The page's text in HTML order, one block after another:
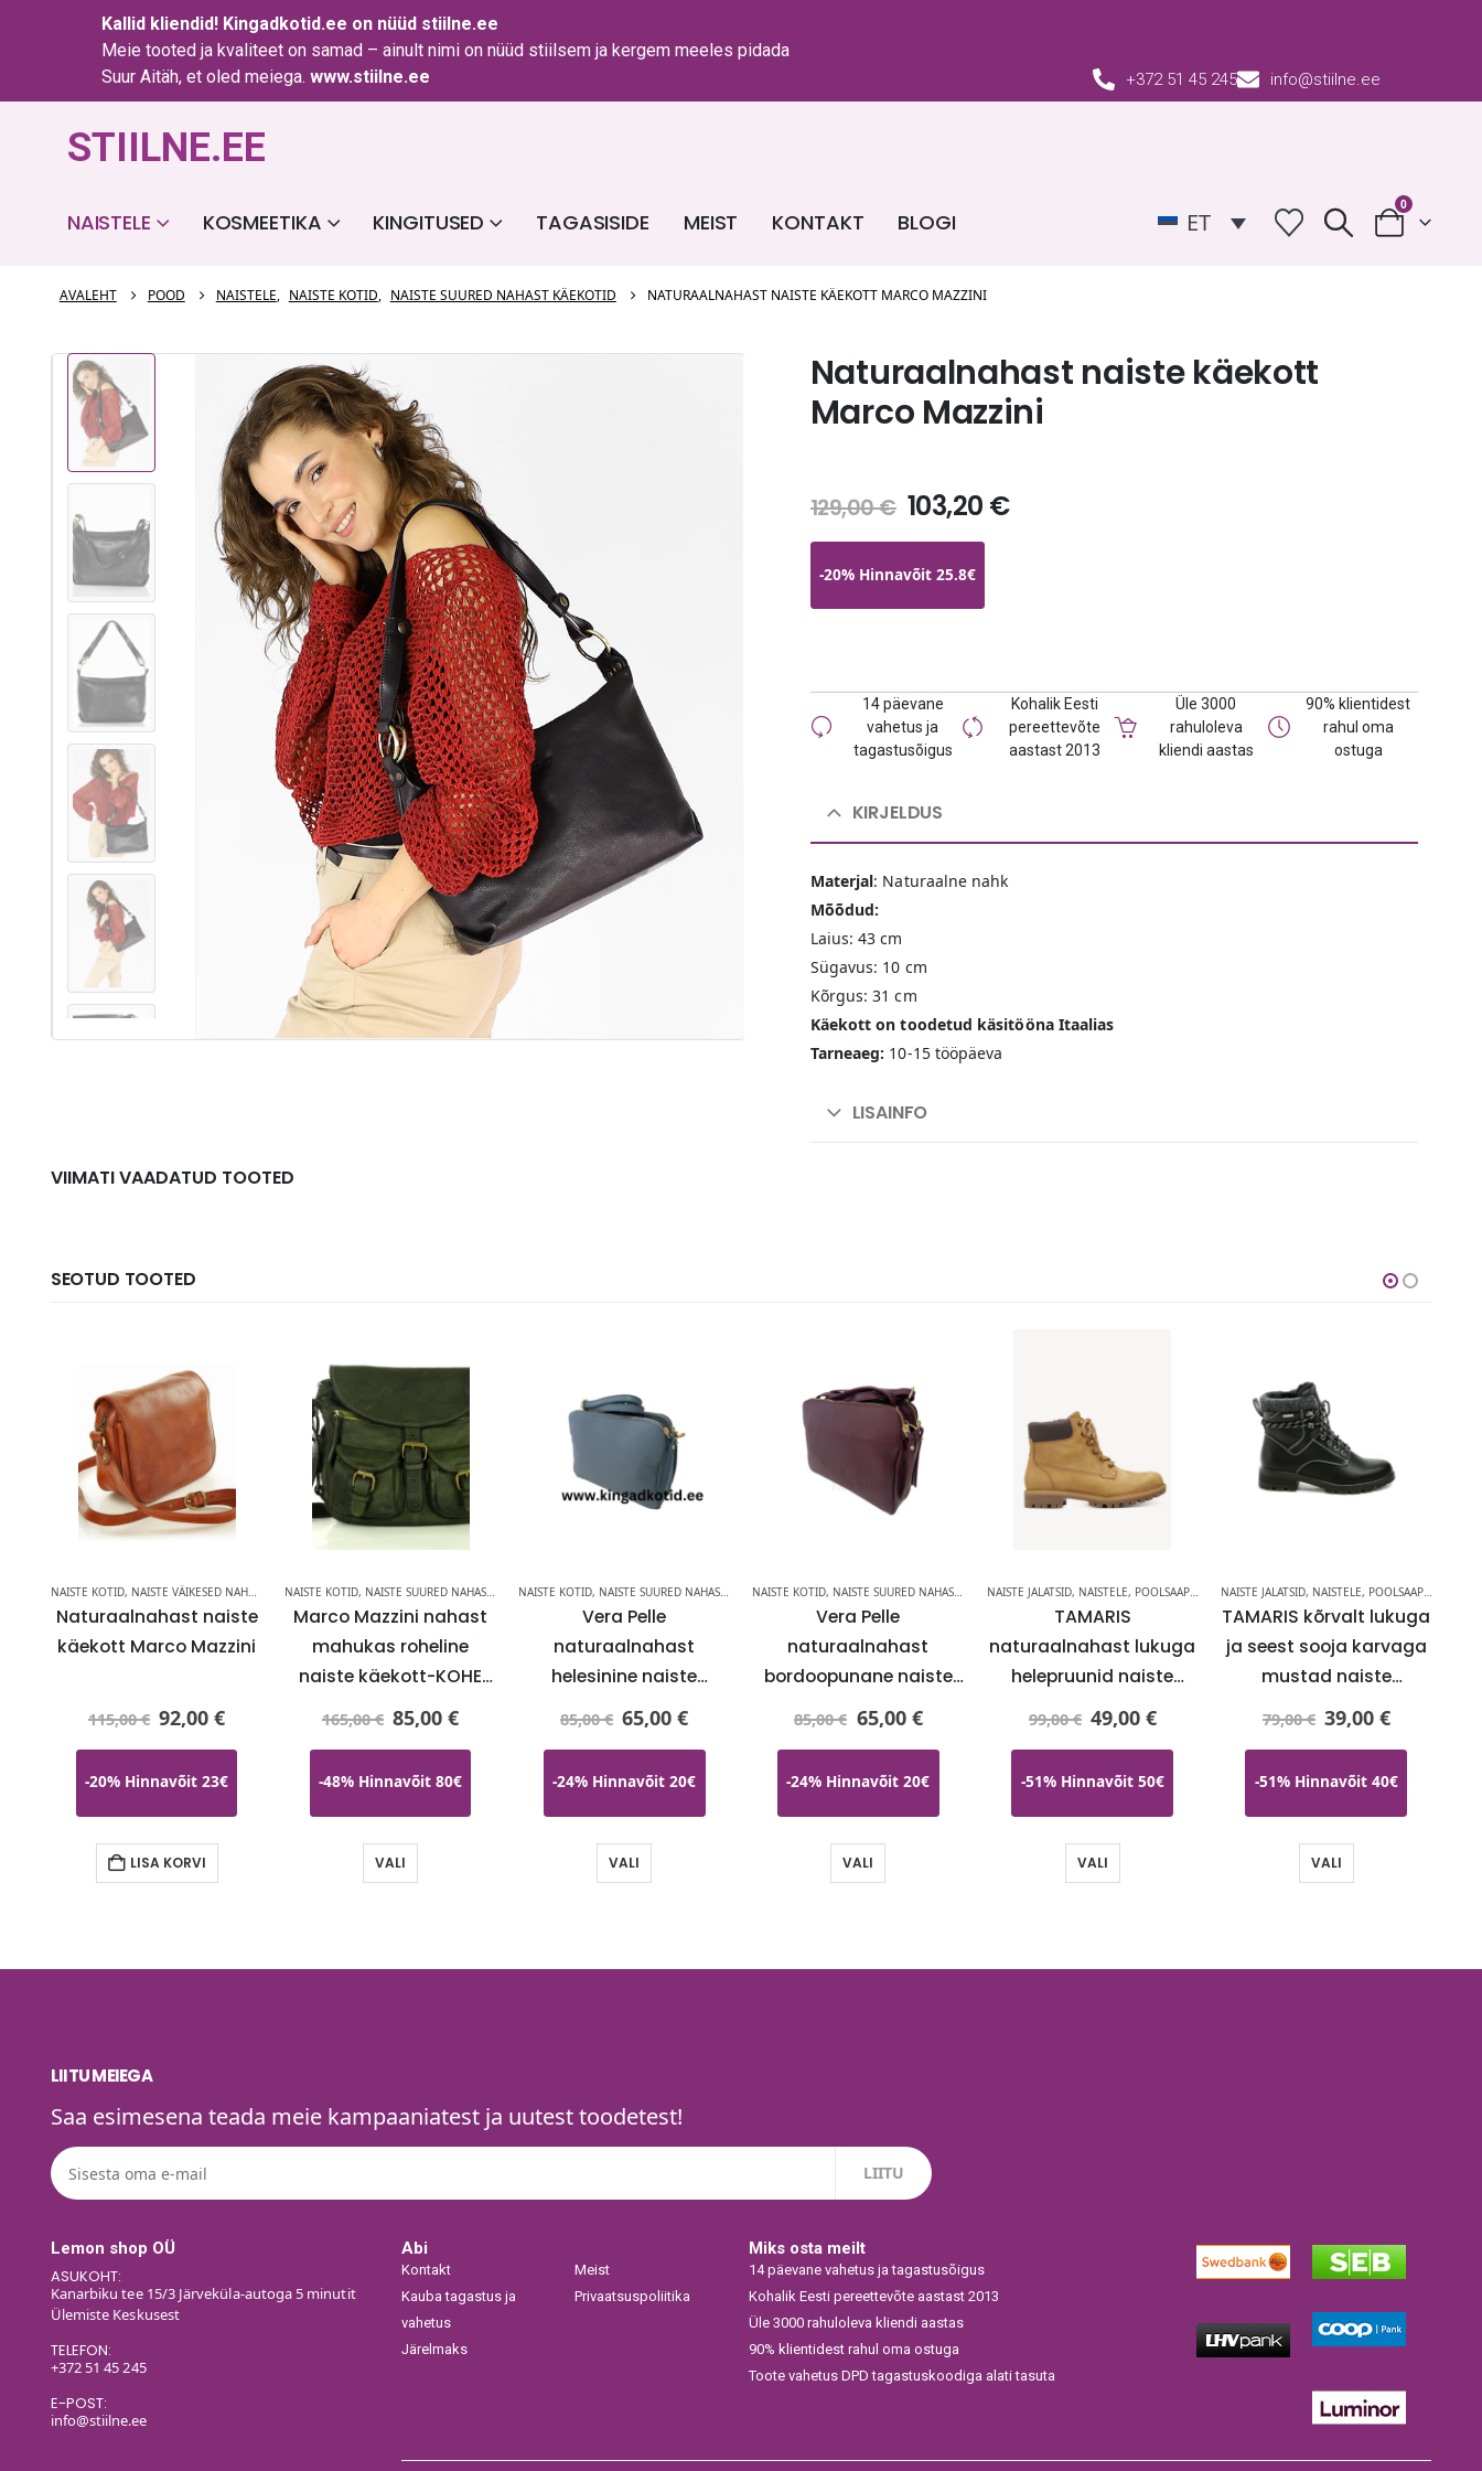
Kallid kliendid! Kingadkotid.ee on nüüd stiilne.ee
Meie tooted ja kvaliteet on samad – ainult nimi on nüüd stiilsem ja kergem meeles pidada
Suur Aitäh, et oled meiega. www.stiilne.ee info@stiilne.ee
+372 51 45 245
STIILNE.EE
NAISTELE KOSMEETIKA KINGITUSED TAGASISIDE MEIST KONTAKT BLOGI ET
0
AVALEHT POOD NAISTELE, NAISTE KOTID, NAISTE SUURED NAHAST KÄEKOTID NATURAALNAHAST NAISTE KÄEKOTT MARCO MAZZINI
Naturaalnahast naiste käekott
Marco Mazzini
129,00€ 103,20 €
-20% Hinnavõit 25.8€
14 päevane
vahetus ja
tagastusõigus
Kohalik Eesti
pereettevõte
aastast 2013
Üle 3000
rahuloleva
kliendi aastas
90% klientidest
rahul oma
ostuga
KIRJELDUS
Materjal: Naturaalne nahk
Mõõdud:
Laius: 43 cm
Sügavus: 10 cm
Kõrgus: 31 cm
Käekott on toodetud käsitööna Itaalias
Tarneaeg: 10-15 tööpäeva
LISAINFO
VIIMATI VAADATUD TOOTED
SEOTUD TOOTED
NAISTE KOTID, NAISTE VÄIKESED NAHAST KÄEKOTID ,NAISTELE
Naturaalnahast naiste
käekott Marco Mazzini
115,00€ 92,00€
-20% Hinnavõit 23€
LISA KORVI
NAISTE KOTID, NAISTE SUURED NAHAST KÄEKOTID , NAISTELE
Marco Mazzini nahast
mahukas roheline
naiste käekott-KOHE
LAOS-HEA HIND
165,00€ 85,00€
-48% Hinnavõit 80€
VALI
NAISTE KOTID, NAISTE SUURED NAHAST KÄEKOTID , NAISTELE
Vera Pelle
naturaalnahast
helesinine naiste
käekott-KOHE LAOS
85,00€ 65,00€
-24% Hinnavõit 20€
VALI
NAISTE KOTID, NAISTE SUURED NAHAST KÄEKOTID , NAISTELE
Vera Pelle
naturaalnahast
bordoopunane naiste
käekott-KOHE LAOS
85,00€ 65,00 €
-24% Hinnavõit 20€
VALI
NAISTE JALATSID, NAISTELE, POOLSAAPAD
TAMARIS
naturaalnahast lukuga
helepruunid naiste
poolsaapad-KOHE
LAOS-SUPER HIND
99,00€ 49,00 €
-51% Hinnavõit 50€
VALI
NAISTE JALATSID, NAISTELE, POOLSAAPAD
TAMARIS kõrvalt lukuga
ja seest sooja karvaga
mustad naiste
poolsaapad-KOHE
LAOS-SUPER HIND
79,00€ 39,00 €
-51% Hinnavõit 40€
VALI
LIITU MEIEGA
Saa esimesena teada meie kampaaniatest ja uutest toodetest!
Lemon shop OÜ
ASUKOHT:
Kanarbiku tee 15/3 Järveküla-autoga 5 minutit
Ülemiste Keskusest
TELEFON:
+372 51 45 245
E-POST:
info@stiilne.ee
Abi
Kontakt
Kauba tagastus ja
vahetus
Järelmaks
Meist
Privaatsuspoliitika
Miks osta meilt
14 päevane vahetus ja tagastusõigus
Kohalik Eesti pereettevõte aastast 2013
Üle 3000 rahuloleva kliendi aastas
90% klientidest rahul oma ostuga
Toote vahetus DPD tagastuskoodiga alati tasuta